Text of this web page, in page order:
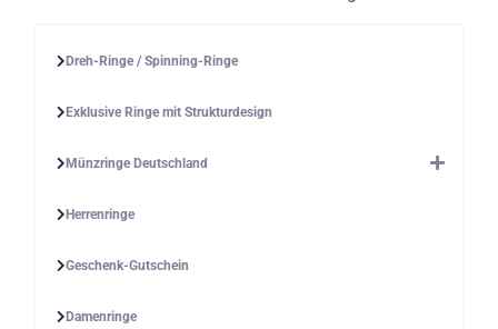
Dreh-Ringe / Spinning-Ringe
Exklusive Ringe mit Strukturdesign
Münzringe Deutschland
Herrenringe
Geschenk-Gutschein
Damenringe